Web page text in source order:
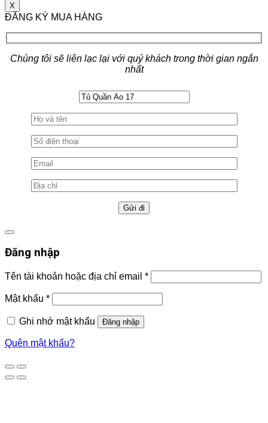
X
ĐĂNG KÝ MUA HÀNG
Chúng tôi sẽ liên lạc lại với quý khách trong thời gian ngắn
nhất
Đăng nhập
Tên tài khoản hoặc địa chỉ email *
Mật khẩu *
Ghi nhớ mật khẩu Đăng nhập
Quên mật khẩu?